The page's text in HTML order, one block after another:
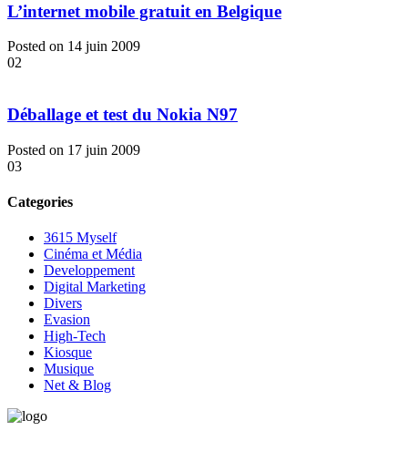
L’internet mobile gratuit en Belgique
Posted on 14 juin 2009
02
Déballage et test du Nokia N97
Posted on 17 juin 2009
03
Categories
3615 Myself
Cinéma et Média
Developpement
Digital Marketing
Divers
Evasion
High-Tech
Kiosque
Musique
Net & Blog